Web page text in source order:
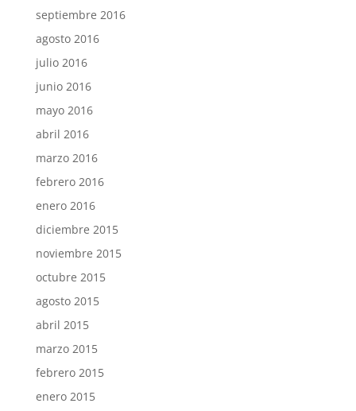
septiembre 2016
agosto 2016
julio 2016
junio 2016
mayo 2016
abril 2016
marzo 2016
febrero 2016
enero 2016
diciembre 2015
noviembre 2015
octubre 2015
agosto 2015
abril 2015
marzo 2015
febrero 2015
enero 2015